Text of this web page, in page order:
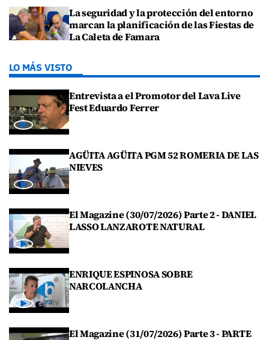
La seguridad y la protección del entorno
marcan la planificación de las Fiestas de
La Caleta de Famara
LO MÁS VISTO
Entrevista a el Promotor del Lava Live
Fest Eduardo Ferrer
AGÜITA AGÜITA PGM 52 ROMERIA DE LAS
NIEVES
El Magazine (30/07/2026) Parte 2 - DANIEL
LASSO LANZAROTE NATURAL
ENRIQUE ESPINOSA SOBRE
NARCOLANCHA
El Magazine (31/07/2026) Parte 3 - PARTE